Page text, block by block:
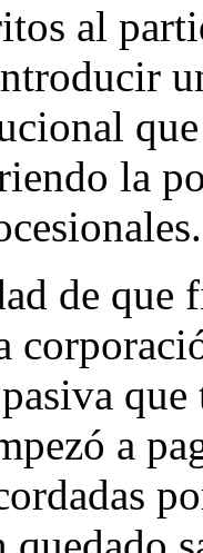
al
la
de que
a